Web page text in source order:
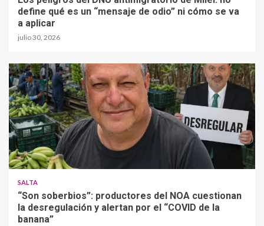
define qué es un “mensaje de odio” ni cómo se va
a aplicar
julio 30, 2026
SALTA
“Son soberbios”: productores del NOA cuestionan
la desregulación y alertan por el “COVID de la
banana”